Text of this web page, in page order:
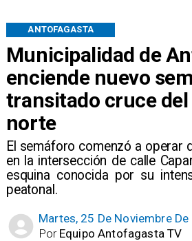
Municipalidad de
enciende nuevo
transitado cruce
norte
El semáforo comenzó a operar
en la intersección de calle
esquina conocida por su
peatonal.
ANTOFAGASTA
Martes, 25 De Noviembre
Equipo Antofagasta TV
Por